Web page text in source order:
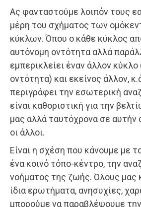
Ας φανταστούμε λοιπόν τους
μέρη του σχήματος των
κύκλων. Όπου ο κάθε κύκλος
αυτόνομη οντότητα αλλά
εμπερικλείει έναν άλλον
οντότητα) και εκείνος άλλον,
περιγράφει την εσωτερική
είναι καθοριστική για την
μας αλλά ταυτόχρονα σε αυτήν
οι άλλοι.
Είναι η σχέση που κάνουμε με
ένα κοινό τόπο-κέντρο, την
νοήματος της ζωής. Όλους μας
ίδια ερωτήματα, ανησυχίες,
μπορούμε να παραβλέψουμε